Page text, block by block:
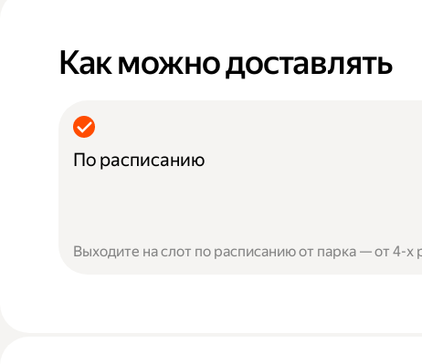
Как можно доставлять
По расписанию
Выходите на слот по расписанию от парка — от 4-х